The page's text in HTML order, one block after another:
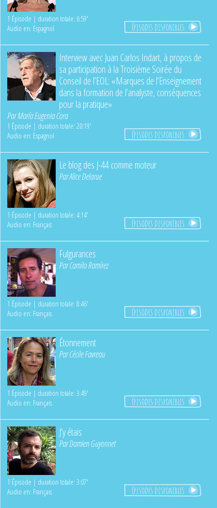
1 Épisode | duration totale: 6:59'
Audio en: Espagnol
ÉPISODES DISPONIBLES
Interview avec Juan Carlos Indart, à propos de
sa participation à la Troisième Soirée du
Conseil de l’EOL: «Marques de l’Enseignement
dans la formation de l’analyste, conséquences
pour la pratique»
ParMaría Eugenia Cora
1 Épisode | duration totale: 20:19'
Audio en: Espagnol
ÉPISODES DISPONIBLES
Le blog des J-44 comme moteur
ParAlice Delarue
1 Épisode | duration totale: 4:14'
Audio en: Français
ÉPISODES DISPONIBLES
Fulgurances
ParCamilo Ramírez
1 Épisode | duration totale: 8:46'
Audio en: Français
ÉPISODES DISPONIBLES
Étonnement
ParCécile Favreau
1 Épisode | duration totale: 3:49'
Audio en: Français
ÉPISODES DISPONIBLES
J'y étais
ParDamien Guyonnet
1 Épisode | duration totale: 3:07'
Audio en: Français
ÉPISODES DISPONIBLES